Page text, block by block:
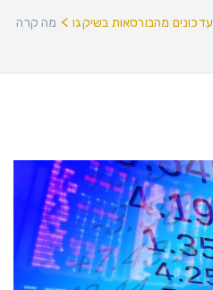
עדכונים מהבורסאות בשיקגו> מה קרה